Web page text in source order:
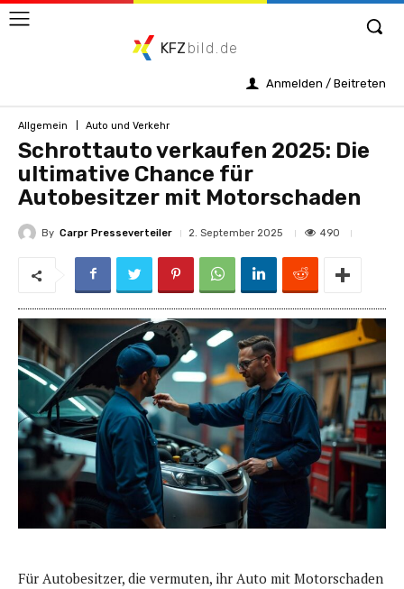
KFZ bild.de
Anmelden / Beitreten
Allgemein Auto und Verkehr
Schrottauto verkaufen 2025: Die
ultimative Chance für
Autobesitzer mit Motorschaden
By Carpr Presseverteiler 2. September 2025 490
Für Autobesitzer, die vermuten, ihr Auto mit Motorschaden